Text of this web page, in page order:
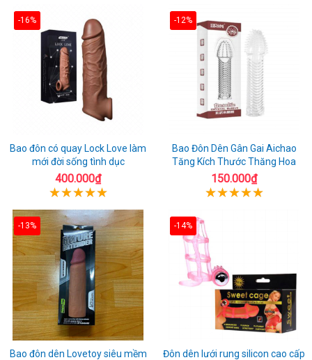
-16%
Bao đôn có quay Lock Love làm
mới đời sống tình dục
400.000₫
-12%
Bao Đôn Dên Gân Gai Aichao
Tăng Kích Thước Thăng Hoa
150.000₫
-13%
Bao đôn dên Lovetoy siêu mềm
-14%
Đôn dên lưới rung silicon cao cấp